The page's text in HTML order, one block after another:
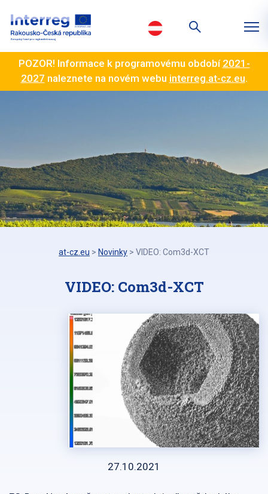
POZOR! Informace k programovému období 2021-
2027 naleznete na novém webu interreg.at-cz.eu.
at-cz.eu > Novinky > VIDEO: Com3d-XCT
VIDEO: Com3d-XCT
27.10.2021